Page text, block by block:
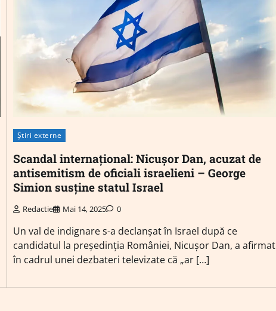
Știri externe
Scandal internațional: Nicușor Dan, acuzat de
antisemitism de oficiali israelieni – George
Simion susține statul Israel
Redactie Mai 14, 2025 0
Un val de indignare s-a declanșat în Israel după ce
candidatul la președinția României, Nicușor Dan, a afirmat
în cadrul unei dezbateri televizate că „ar […]